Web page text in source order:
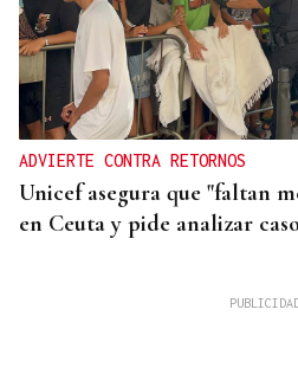
ADVIERTE CONTRA RETORNOS
Unicef asegura que "faltan
en Ceuta y pide analizar